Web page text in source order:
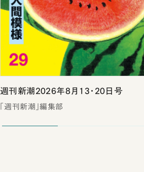
週刊新潮2026年8月13・20日号
「週刊新潮」編集部